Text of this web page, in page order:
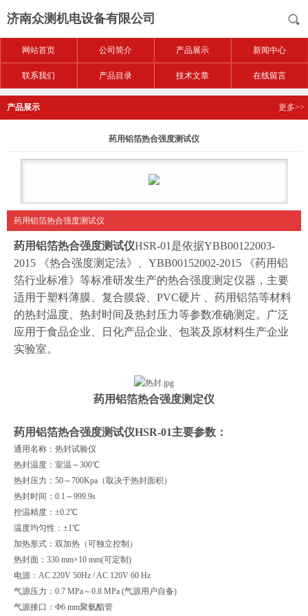
济南众测机电设备有限公司
网站首页 公司简介 产品展示 新闻中心
联系我们 产品目录 技术文章 在线留言
产品展示 更多>>
药用铝箔热合强度测试仪
药用铝箔热合强度测试仪
药用铝箔热合强度测试仪HSR-01 是依据YBB00122003-
2015 《热合强度测定法》、YBB00152002-2015 《药用铝
箔行业标准》等标准研发生产的热合强度测定仪器，主要
适用于塑料薄膜、复合膜袋、PVC硬片 、药用铝箔等材料
的热封温度、热封时间及热封压力等参数准确测定。广泛
应用于食品企业、日化产品企业、包装及原材料生产企业
实验室。
药用铝箔热合强度测定仪
药用铝箔热合强度测试仪HSR-01主要参数：
通用名称：热封试验仪
热封温度：室温～300℃
热封压力：50～700Kpa（取决于热封面积）
热封时间：0.1～999.9s
控温精度：±0.2℃
温度均匀性：±1℃
加热形式：双加热（可独立控制）
热封面：330 mm×10 mm(可定制)
电源：AC 220V 50Hz / AC 120V 60 Hz
气源压力：0.7 MPa～0.8 MPa (气源用户自备)
气源接口：Ф6 mm聚氨酯管